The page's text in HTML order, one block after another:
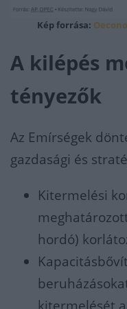
Kép forrása:
A kilépés
tényezők
Az Emírségek
gazdasági és
Kitermelési
hordó)